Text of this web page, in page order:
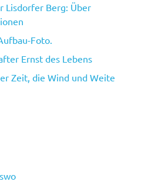
Lisdorfer Berg: Über
Foto.
Ernst des Lebens
Zeit, die Wind und Weite